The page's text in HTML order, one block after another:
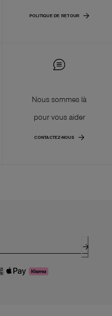
POLITIQUE DE RETOUR
Nous sommes là
pour vous aider
CONTACTEZ-NOUS